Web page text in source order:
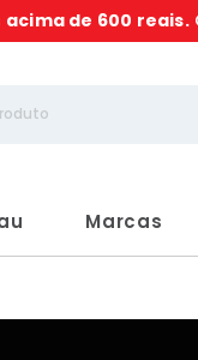
acima de 600 reais.
Marcas